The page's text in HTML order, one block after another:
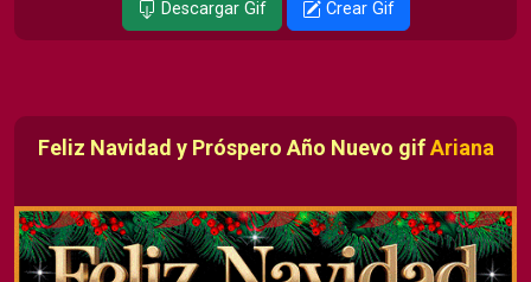
Descargar Gif Crear Gif
Feliz Navidad y Próspero Año Nuevo gifAriana